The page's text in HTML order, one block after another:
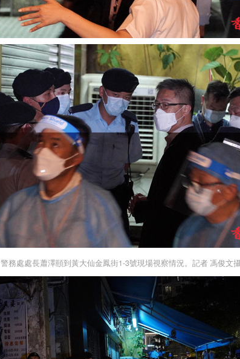
警務處處長蕭澤頤到黃大仙金鳳街1-3號現場視察情況。記者 馮俊文攝